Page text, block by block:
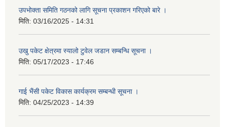
उपभोक्ता समिति गठनको लागि सूचना प्रकाशन गरिएको बारे ।
मिति: 03/16/2025 - 14:31
उखु पकेट क्षेत्रमा स्यालो टुवेल जडान सम्बन्धि सूचना ।
मिति: 05/17/2023 - 17:46
गाई भैंसी पकेट विकास कार्यक्रम सम्बन्धी सूचना ।
मिति: 04/25/2023 - 14:39